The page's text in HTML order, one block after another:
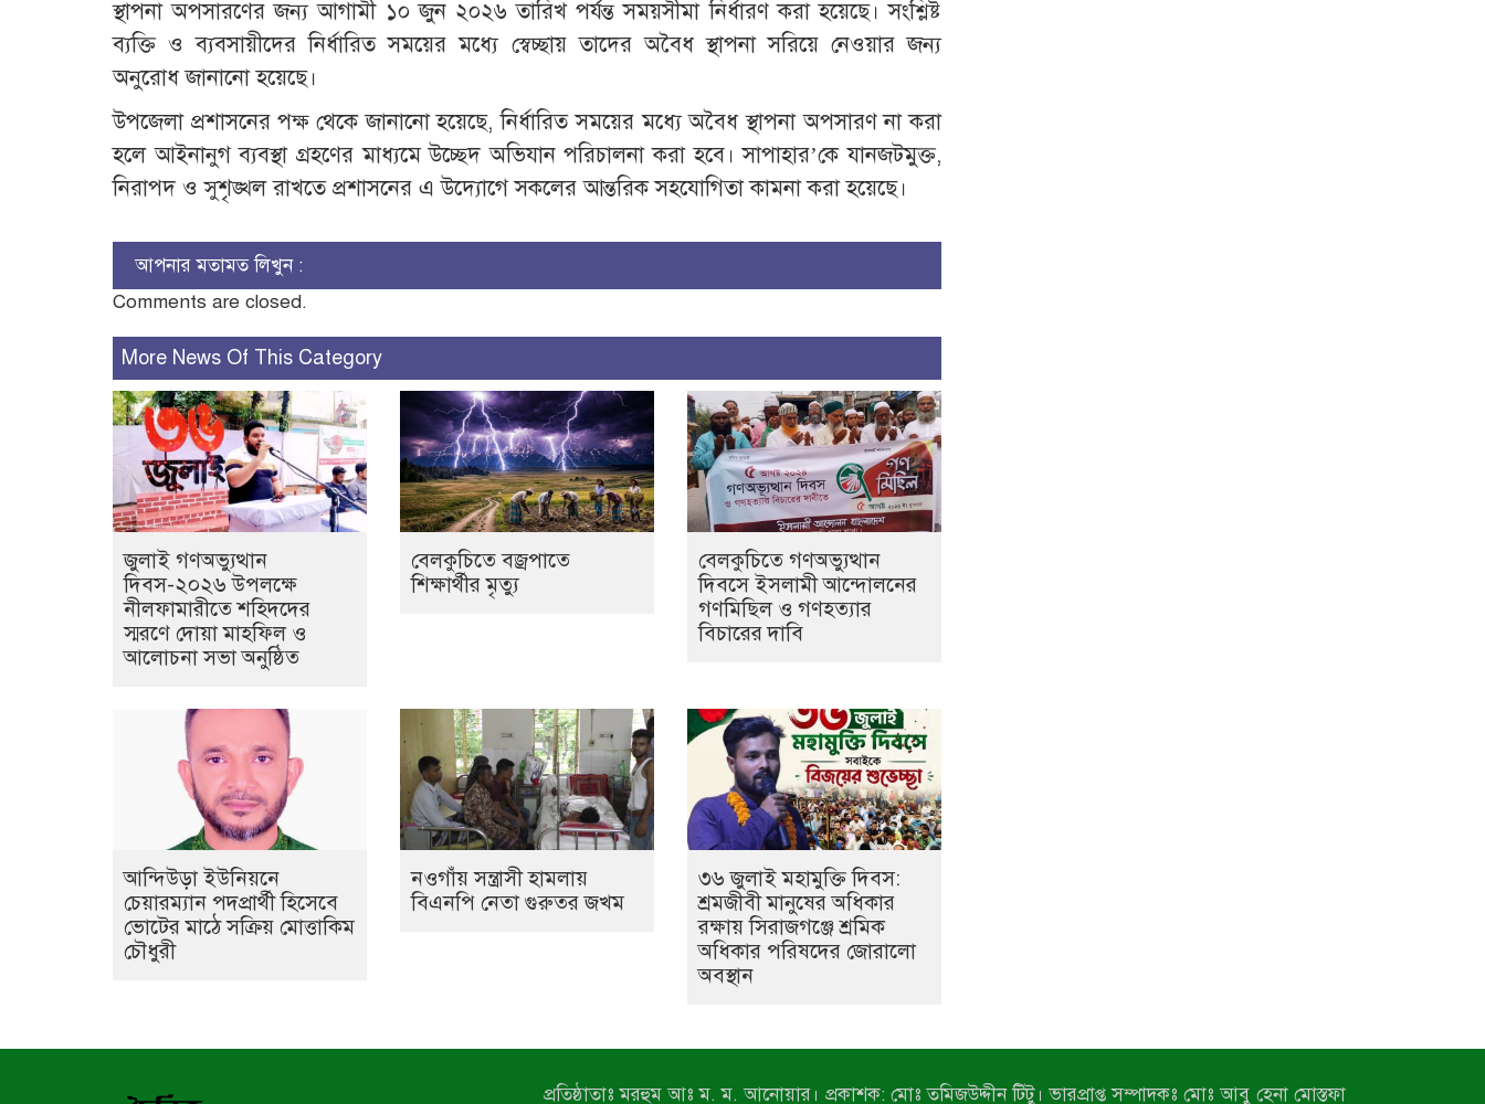
স্থাপনা অপসারণের জন্য আগামী ১০ জুন ২০২৬ তারিখ পর্যন্ত সময়সীমা নির্ধারণ করা হয়েছে। সংশ্লিষ্ট
ব্যক্তি ও ব্যবসায়ীদের নির্ধারিত সময়ের মধ্যে স্বেচ্ছায় তাদের অবৈধ স্থাপনা সরিয়ে নেওয়ার জন্য
অনুরোধ জানানো হয়েছে।
উপজেলা প্রশাসনের পক্ষ থেকে জানানো হয়েছে, নির্ধারিত সময়ের মধ্যে অবৈধ স্থাপনা অপসারণ না করা
হলে আইনানুগ ব্যবস্থা গ্রহণের মাধ্যমে উচ্ছেদ অভিযান পরিচালনা করা হবে। সাপাহার’কে যানজটমুক্ত,
নিরাপদ ও সুশৃঙ্খল রাখতে প্রশাসনের এ উদ্যোগে সকলের আন্তরিক সহযোগিতা কামনা করা হয়েছে।
আপনার মতামত লিখুন :
Comments are closed.
More News Of This Category
জুলাই গণঅভ্যুত্থান
দিবস-২০২৬ উপলক্ষে
নীলফামারীতে শহিদদের
স্মরণে দোয়া মাহফিল ও
আলোচনা সভা অনুষ্ঠিত
বেলকুচিতে বজ্রপাতে
শিক্ষার্থীর মৃত্যু
বেলকুচিতে গণঅভ্যুত্থান
দিবসে ইসলামী আন্দোলনের
গণমিছিল ও গণহত্যার
বিচারের দাবি
আন্দিউড়া ইউনিয়নে
চেয়ারম্যান পদপ্রার্থী হিসেবে
ভোটের মাঠে সক্রিয় মোত্তাকিম
চৌধুরী
নওগাঁয় সন্ত্রাসী হামলায়
বিএনপি নেতা গুরুতর জখম
৩৬ জুলাই মহামুক্তি দিবস:
শ্রমজীবী মানুষের অধিকার
রক্ষায় সিরাজগঞ্জে শ্রমিক
অধিকার পরিষদের জোরালো
অবস্থান
প্রতিষ্ঠাতাঃ মরহুম আঃ ম. ম. আনোয়ার। প্রকাশক: মোঃ তমিজউদ্দীন টিটু। ভারপ্রাপ্ত সম্পাদকঃ মোঃ আবু হেনা মোস্তফা